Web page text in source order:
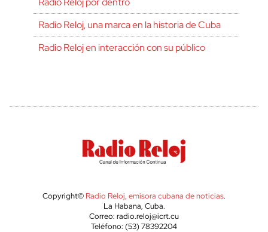
Radio Reloj, una marca en la historia de Cuba
Radio Reloj en interacción con su público
Copyright© Radio Reloj, emisora cubana de noticias.
La Habana, Cuba.
Correo: radio.reloj@icrt.cu
Teléfono: (53) 78392204